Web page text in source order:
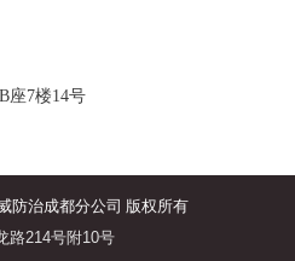
座7楼14号
防治成都分公司 版权所有
路214号附10号